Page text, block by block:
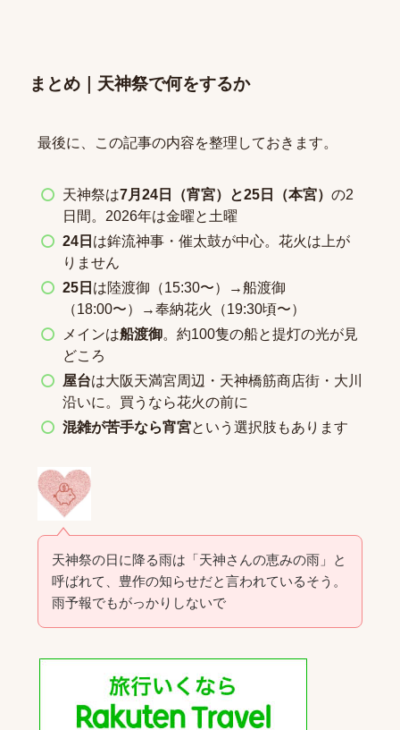
まとめ｜天神祭で何をするか
最後に、この記事の内容を整理しておきます。
天神祭は7月24日（宵宮）と25日（本宮） の2
日間。2026年は金曜と土曜
24日 は鉾流神事・催太鼓が中心。花火は上が
りません
25日 は陸渡御（15:30〜）→船渡御
（18:00〜）→奉納花火（19:30頃〜）
メインは船渡御。約100隻の船と提灯の光が見
どころ
屋台は大阪天満宮周辺・天神橋筋商店街・大川
沿いに。買うなら花火の前に
混雑が苦手なら宵宮という選択肢もあります
天神祭の日に降る雨は「天神さんの恵みの雨」と
呼ばれて、豊作の知らせだと言われているそう。
雨予報でもがっかりしないで